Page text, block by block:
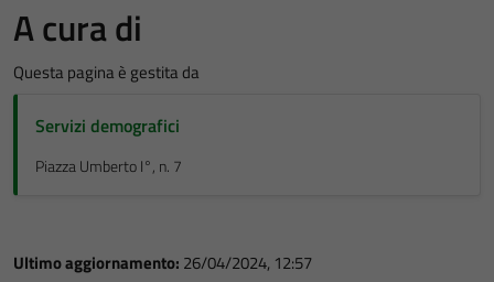
A cura di
Questa pagina è gestita da
Servizi demografici
Piazza Umberto I°, n. 7
Ultimo aggiornamento: 26/04/2024, 12:57